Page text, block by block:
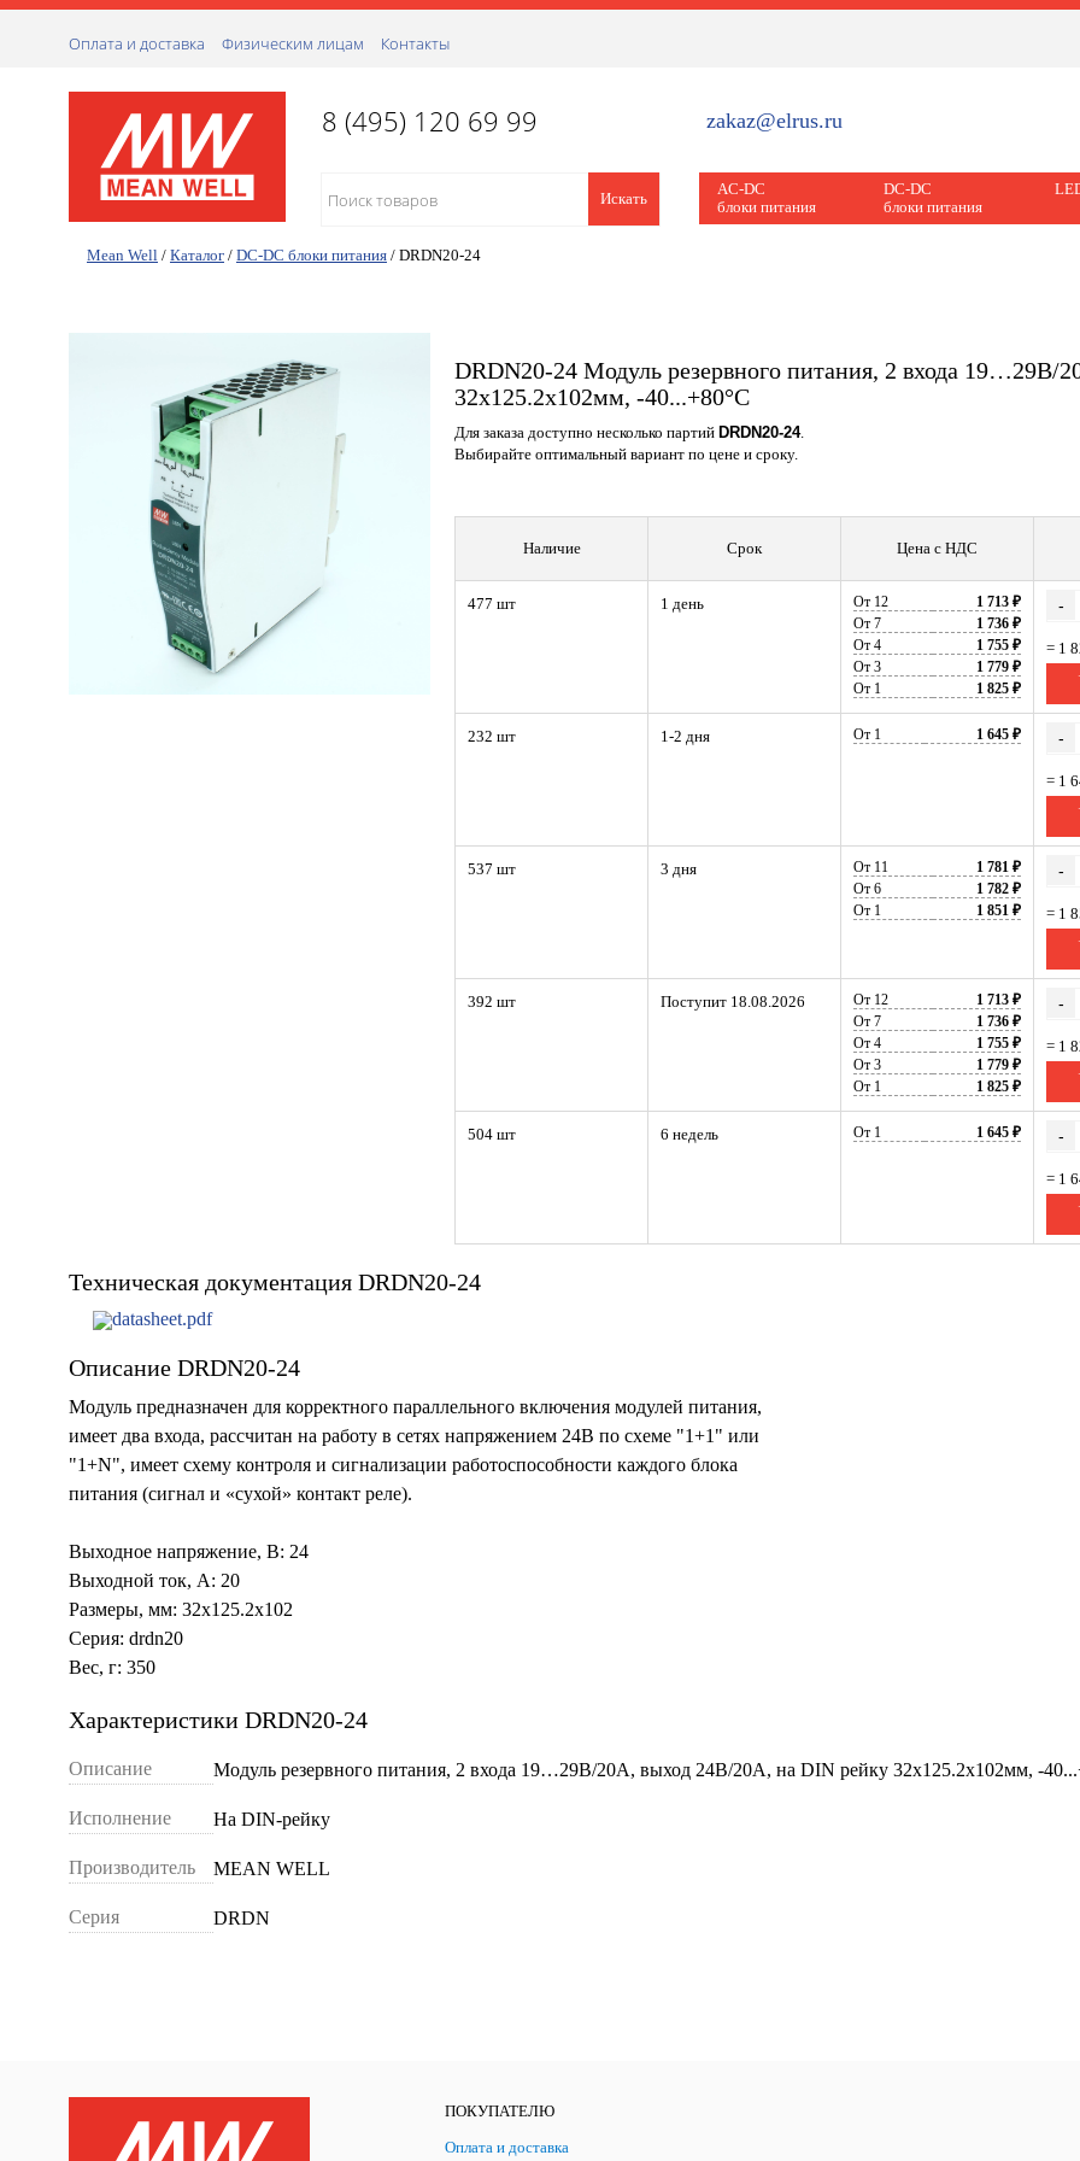
Оплата и доставка Физическим лицам Контакты
8 (495) 120 69 99 zakaz@elrus.ru
Искать
AC-DC
блоки питания
DC-DC
блоки питания
Mean Well / Каталог / DC-DC блоки питания / DRDN20-24
DRDN20-24 Модуль резервного питания, 2 входа 19…29В/
32х125.2х102мм, -40...+80°С
Для заказа доступно несколько партий DRDN20-24.
Выбирайте оптимальный вариант по цене и сроку.
Наличие Срок Цена с НДС
477 шт 1 день От 12
1 713 ₽
От 7
1 736 ₽
От 4
1 755 ₽
От 3
1 779 ₽
От 1
1 825 ₽
-
= 1
232 шт 1-2 дня От 1 1 645 ₽ -
= 1
537 шт 3 дня От 11
1 781 ₽
От 6
1 782 ₽
От 1
1 851 ₽
-
= 1
392 шт Поступит 18.08.2026 От 12
1 713 ₽
От 7
1 736 ₽
От 4
1 755 ₽
От 3
1 779 ₽
От 1
1 825 ₽
-
= 1
504 шт 6 недель От 1 1 645 ₽ -
= 1
Техническая документация DRDN20-24
datasheet.pdf
Описание DRDN20-24
Модуль предназначен для корректного параллельного включения модулей питания,
имеет два входа, рассчитан на работу в сетях напряжением 24В по схеме "1+1" или
"1+N", имеет схему контроля и сигнализации работоспособности каждого блока
питания (сигнал и «сухой» контакт реле).
Выходное напряжение, В: 24
Выходной ток, А: 20
Размеры, мм: 32x125.2x102
Серия: drdn20
Вес, г: 350
Характеристики DRDN20-24
Описание Модуль резервного питания, 2 входа 19…29В/20А, выход 24В/20А, на DIN рейку 32х125.2х102мм, -
Исполнение На DIN-рейку
Производитель MEAN WELL
Серия DRDN
ПОКУПАТЕЛЮ
Оплата и доставка